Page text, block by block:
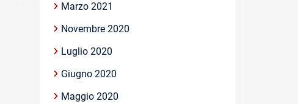
Marzo 2021
Novembre 2020
Luglio 2020
Giugno 2020
Maggio 2020